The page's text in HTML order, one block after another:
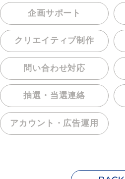
企画サポート
クリエイティブ制作
問い合わせ対応
抽選・当選連絡
アカウント・ 広告運用